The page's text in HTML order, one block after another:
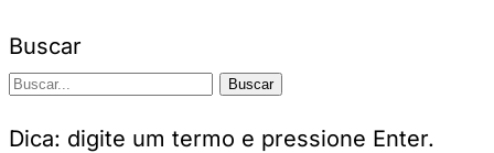
Buscar
Buscar
Dica: digite um termo e pressione Enter.